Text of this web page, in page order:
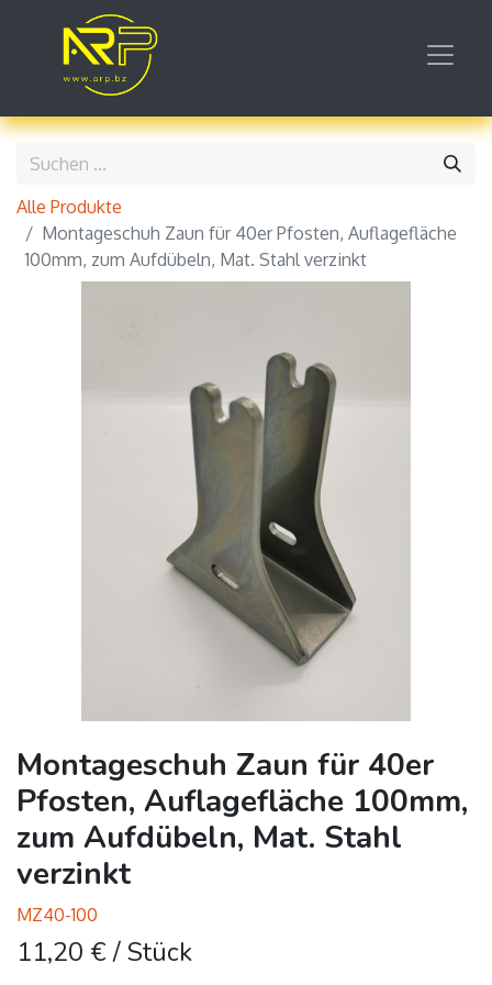
Alle Produkte
Montageschuh Zaun für 40er Pfosten, Auflagefläche
100mm, zum Aufdübeln, Mat. Stahl verzinkt
Montageschuh Zaun für 40er
Pfosten, Auflagefläche 100mm,
zum Aufdübeln, Mat. Stahl
verzinkt
MZ40-100
11,20 € / Stück